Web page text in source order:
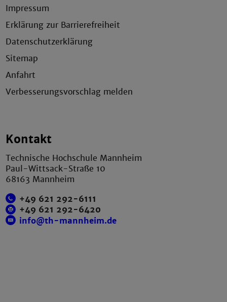
Impressum
Erklärung zur Barrierefreiheit
Datenschutzerklärung
Sitemap
Anfahrt
Verbesserungsvorschlag melden
Kontakt
Technische Hochschule Mannheim
Paul-Wittsack-Straße 10
68163 Mannheim
+49 621 292-6111
+49 621 292-6420
info@th-mannheim.de